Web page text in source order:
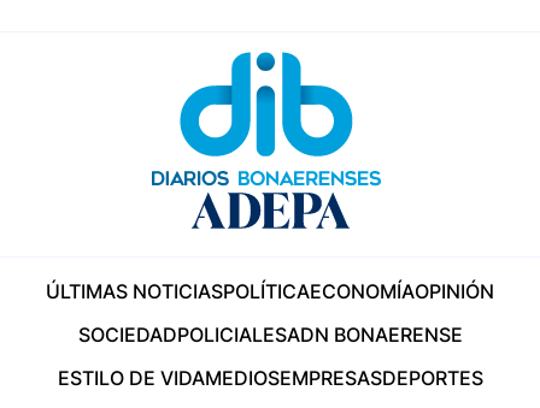
ÚLTIMAS NOTICIASPOLÍTICAECONOMÍAOPINIÓN
SOCIEDADPOLICIALESADN BONAERENSE
ESTILO DE VIDAMEDIOSEMPRESASDEPORTES